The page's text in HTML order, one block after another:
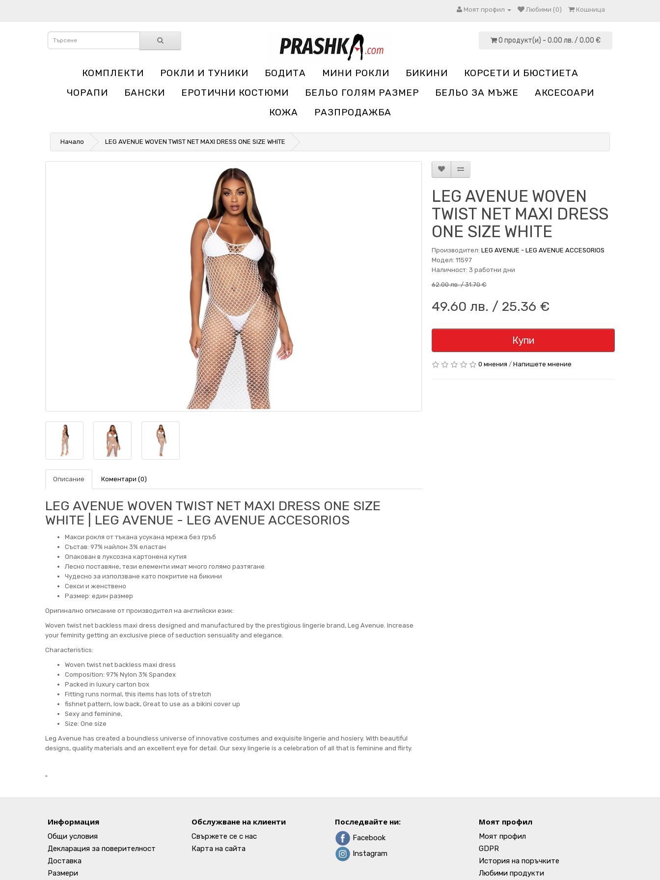
Моят профил Любими (0) Кошница
0 продукт(и) - 0.00 лв. / 0.00 €
КОМПЛЕКТИ РОКЛИ И ТУНИКИ БОДИТА МИНИ РОКЛИ БИКИНИ
КОРСЕТИ И БЮСТИЕТА
ЧОРАПИ
БАНСКИ ЕРОТИЧНИ КОСТЮМИ БЕЛЬО ГОЛЯМ РАЗМЕР БЕЛЬО ЗА МЪЖЕ
АКСЕСОАРИ
КОЖА
РАЗПРОДАЖБА
Начало LEG AVENUE WOVEN TWIST NET MAXI DRESS ONE SIZE WHITE
Описание Коментари (0)
LEG AVENUE WOVEN TWIST NET MAXI DRESS ONE SIZE
WHITE | LEG AVENUE - LEG AVENUE ACCESORIOS
Макси рокля от тъкана усукана мрежа без гръб
Състав: 97% найлон 3% еластан
Опакован в луксозна картонена кутия
Лесно поставяне, тези елементи имат много голямо разтягане
Чудесно за използване като покритие на бикини
Секси и женствено
Размер: един размер
Оригинално описание от производител на английски език:
Woven twist net backless maxi dress designed and manufactured by the prestigious lingerie brand, Leg Avenue. Increase
your feminity getting an exclusive piece of seduction sensuality and elegance.
Characteristics: ​
Woven twist net backless maxi dress
Composition: 97% Nylon 3% Spandex
Packed in luxury carton box
Fitting runs normal, this items has lots of stretch
fishnet pattern, low back, Great to use as a bikini cover up
Sexy and feminine,
Size: One size
Leg Avenue has created a boundless universe of innovative costumes and exquisite lingerie and hosiery. With beautiful
designs, quality materials and an excellent eye for detail. Our sexy lingerie is a celebration of all that is feminine and flirty.
"
LEG AVENUE WOVEN
TWIST NET MAXI DRESS
ONE SIZE WHITE
Производител: LEG AVENUE - LEG AVENUE ACCESORIOS
Модел: 11597
Наличност: 3 работни дни
62.00 лв. / 31.70 €
49.60 лв. / 25.36 €
Купи
0 мнения / Напишете мнение
Информация
Общи условия
Декларация за поверителност
Доставка
Размери
Обслужване на клиенти
Свържете се с нас
Карта на сайта
Последвайте ни:
Facebook
Instagram
Моят профил
Моят профил
GDPR
История на поръчките
Любими продукти